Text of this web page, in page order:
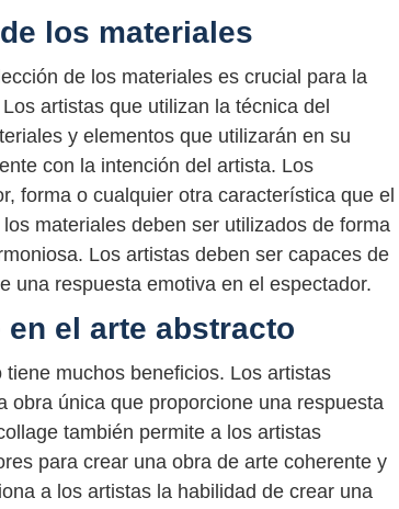
los materiales
de los materiales es crucial para la
artistas que utilizan la técnica del
y elementos que utilizarán en su
con la intención del artista. Los
forma o cualquier otra característica que el
materiales deben ser utilizados de forma
Los artistas deben ser capaces de
una respuesta emotiva en el espectador.
el arte abstracto
muchos beneficios. Los artistas
obra única que proporcione una respuesta
también permite a los artistas
para crear una obra de arte coherente y
a los artistas la habilidad de crear una